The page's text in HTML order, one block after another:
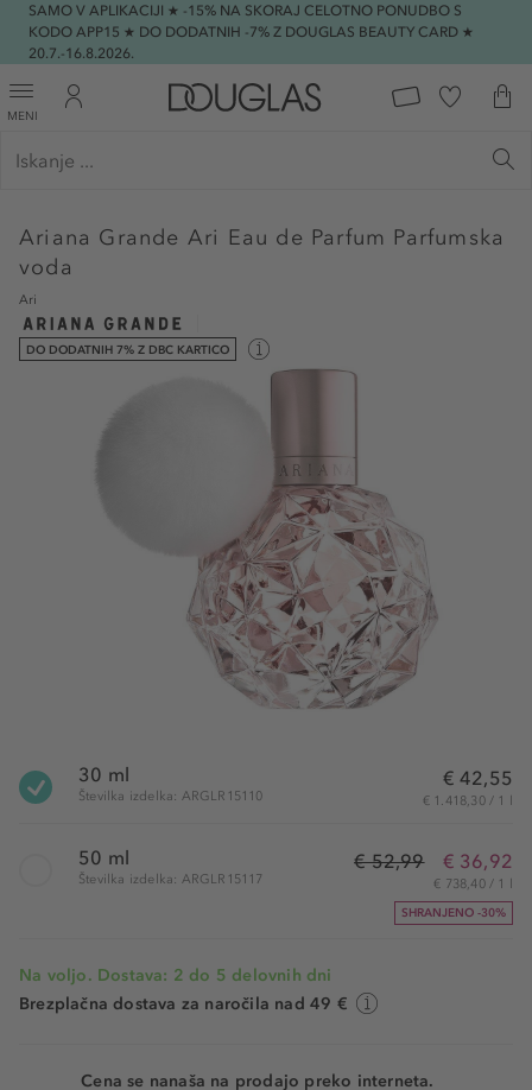
SAMO V APLIKACIJI ★ -15% NA SKORAJ CELOTNO PONUDBO S
KODO APP15 ★ DO DODATNIH -7% Z DOUGLAS BEAUTY CARD ★
20.7.-16.8.2026.
MENI
Ariana Grande Ari Eau de Parfum Parfumska
voda
Ari
DO DODATNIH 7% Z DBC KARTICO
30 ml
Številka izdelka: ARGLR15110
€ 42,55
€ 1.418,30 / 1 l
50 ml
Številka izdelka: ARGLR15117
€ 52,99 € 36,92
€ 738,40 / 1 l
SHRANJENO -30%
Na voljo. Dostava: 2 do 5 delovnih dni
Brezplačna dostava za naročila nad 49 €
Cena se nanaša na prodajo preko interneta.